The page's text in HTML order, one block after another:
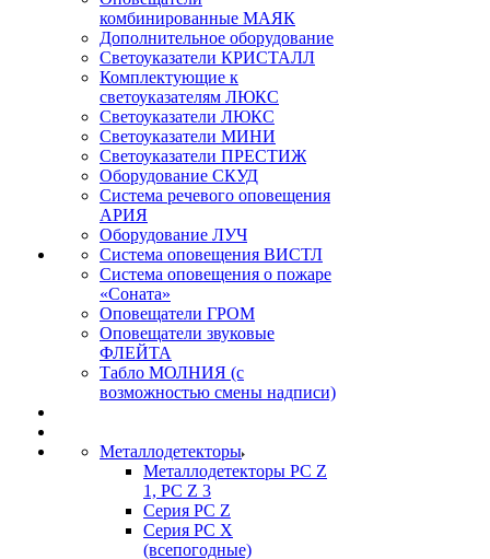
комбинированные МАЯК
Дополнительное оборудование
Светоуказатели КРИСТАЛЛ
Комплектующие к
светоуказателям ЛЮКС
Светоуказатели ЛЮКС
Светоуказатели МИНИ
Светоуказатели ПРЕСТИЖ
Оборудование СКУД
Система речевого оповещения
АРИЯ
Оборудование ЛУЧ
Система оповещения ВИСТЛ
Система оповещения о пожаре
«Соната»
Оповещатели ГРОМ
Оповещатели звуковые
ФЛЕЙТА
Табло МОЛНИЯ (с
возможностью смены надписи)
Металлодетекторы
Металлодетекторы РС Z
1, PC Z 3
Серия РС Z
Серия РС X
(всепогодные)